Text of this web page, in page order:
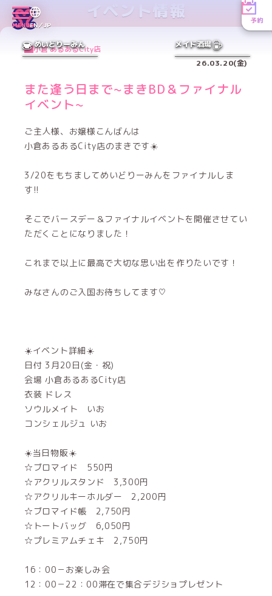
MENUEN／JP
予約
めいどりーみん メイド酒場
イベント情報
小倉 あるあるCity店
26.03.20(金)
また逢う日まで~まきBD＆ファイナル
イベント~
ご主人様、お嬢様こんばんは
小倉あるあるCity店のまきです☀️
3/20をもちましてめいどりーみんをファイナルしま
す!!
そこでバースデー＆ファイナルイベントを開催させてい
ただくことになりました！
これまで以上に最高で大切な思い出を作りたいです！
みなさんのご入国お待ちしてます♡
☀️イベント詳細☀️
日付 3月20日(金・祝)
会場 小倉あるあるCity店
衣装 ドレス
ソウルメイト いお
コンシェルジュ いお
☀️当日物販☀️
☆ブロマイド 550円
☆アクリルスタンド 3,300円
☆アクリルキーホルダー 2,200円
☆ブロマイド帳 2,750円
☆トートバッグ 6,050円
☆プレミアムチェキ 2,750円
16：00－お楽しみ会
12：00－22：00滞在で集合デジショプレゼント